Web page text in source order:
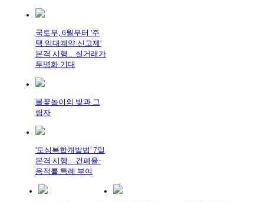
국토부, 6월부터 '주
택 임대계약 신고제'
본격 시행…실거래가
투명화 기대
불꽃놀이의 빛과 그
림자
'도심복합개발법' 7일
본격 시행…건폐율·
용적률 특례 부여